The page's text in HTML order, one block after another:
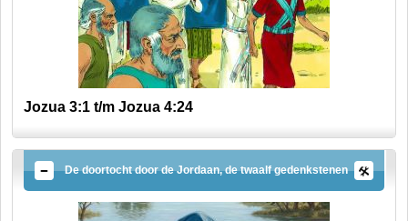
Jozua 3:1 t/m Jozua 4:24
De doortocht door de Jordaan, de twaalf gedenkstenen